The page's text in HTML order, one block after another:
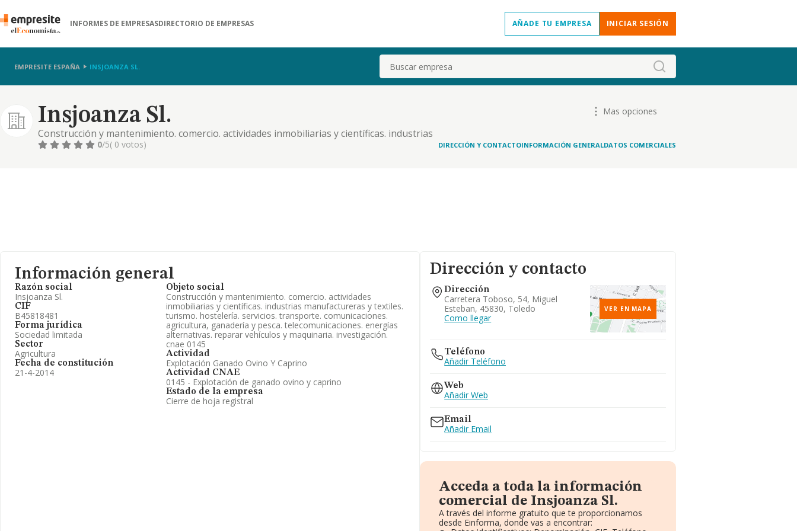
INFORMES DE EMPRESASDIRECTORIO DE EMPRESAS AÑADE TU EMPRESA INICIAR SESIÓN
EMPRESITE ESPAÑA INSJOANZA SL. Buscar
Insjoanza Sl.
Construcción y mantenimiento. comercio. actividades inmobiliarias y científicas. industrias
manufactureras y textiles. turismo. hostelería. servicios. transporte. comunicaciones. agricultura,
Mas opciones
0/5( 0 votos) DIRECCIÓN Y CONTACTOINFORMACIÓN GENERALDATOS COMERCIALES
Información general
Razón social
Insjoanza Sl.
CIF
B45818481
Forma jurídica
Sociedad limitada
Sector
Agricultura
Fecha de constitución
21-4-2014
Objeto social
Construcción y mantenimiento. comercio. actividades
inmobiliarias y científicas. industrias manufactureras y textiles.
turismo. hostelería. servicios. transporte. comunicaciones.
agricultura, ganadería y pesca. telecomunicaciones. energías
alternativas. reparar vehículos y maquinaria. investigación.
cnae 0145
Actividad
Explotación Ganado Ovino Y Caprino
Actividad CNAE
0145 - Explotación de ganado ovino y caprino
Estado de la empresa
Cierre de hoja registral
Dirección y contacto
Dirección
Carretera Toboso, 54, Miguel
Esteban, 45830, Toledo
Como llegar
VER EN MAPA
Teléfono
Añadir Teléfono
Web
Añadir Web
Email
Añadir Email
Acceda a toda la información
comercial de Insjoanza Sl.
A través del informe gratuito que te proporcionamos
desde Einforma, donde vas a encontrar: